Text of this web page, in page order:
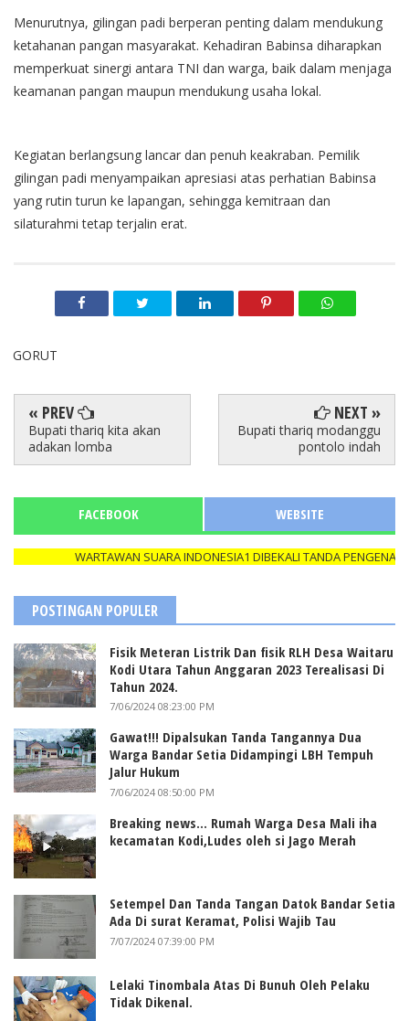
Menurutnya, gilingan padi berperan penting dalam mendukung
ketahanan pangan masyarakat. Kehadiran Babinsa diharapkan
memperkuat sinergi antara TNI dan warga, baik dalam menjaga
keamanan pangan maupun mendukung usaha lokal.
Kegiatan berlangsung lancar dan penuh keakraban. Pemilik
gilingan padi menyampaikan apresiasi atas perhatian Babinsa
yang rutin turun ke lapangan, sehingga kemitraan dan
silaturahmi tetap terjalin erat.
GORUT
« PREV
Bupati thariq kita akan
adakan lomba
NEXT »
Bupati thariq modanggu
pontolo indah
FACEBOOK WEBSITE
WARTAWAN SUARA INDONESIA1 DIBEKALI TANDA PENGENAL
POSTINGAN POPULER
Fisik Meteran Listrik Dan fisik RLH Desa Waitaru
Kodi Utara Tahun Anggaran 2023 Terealisasi Di
Tahun 2024.
7/06/2024 08:23:00 PM
Gawat!!! Dipalsukan Tanda Tangannya Dua
Warga Bandar Setia Didampingi LBH Tempuh
Jalur Hukum
7/06/2024 08:50:00 PM
Breaking news... Rumah Warga Desa Mali iha
kecamatan Kodi,Ludes oleh si Jago Merah
Setempel Dan Tanda Tangan Datok Bandar Setia
Ada Di surat Keramat, Polisi Wajib Tau
7/07/2024 07:39:00 PM
Lelaki Tinombala Atas Di Bunuh Oleh Pelaku
Tidak Dikenal.